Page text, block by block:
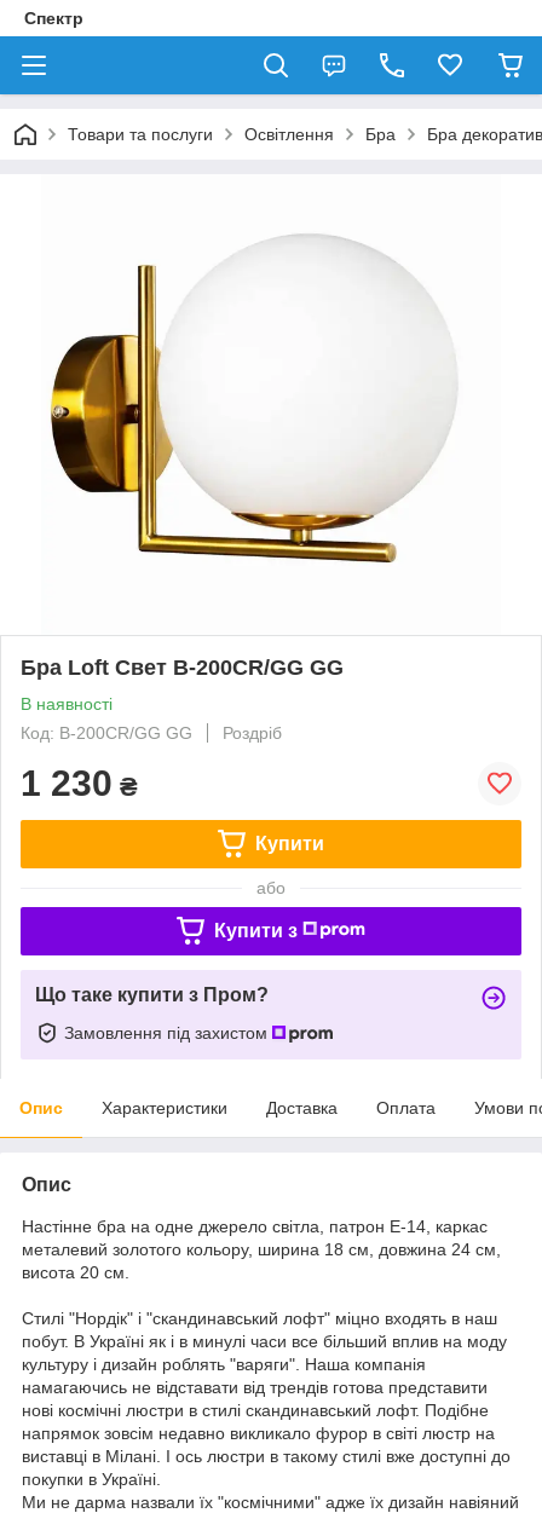
Спектр
Товари та послуги Освітлення Бра Бра
Бра Loft Свет B-200CR/GG GG
В наявності
Код: B-200CR/GG GG
Роздріб
1 230 ₴
Купити
або
Купити з
Що таке купити з Пром?
Замовлення під захистом
Опис Характеристики Доставка Оплата Умови
Опис
Настінне бра на одне джерело світла, патрон Е-14, каркас
металевий золотого кольору, ширина 18 см, довжина 24 см,
висота 20 см.
Стилі "Нордік" і "скандинавський лофт" міцно входять в наш
побут. В Україні як і в минулі часи все більший вплив на моду
культуру і дизайн роблять "варяги". Наша компанія
намагаючись не відставати від трендів готова представити
нові космічні люстри в стилі скандинавський лофт. Подібне
напрямок зовсім недавно викликало фурор в світі люстр на
виставці в Мілані. І ось люстри в такому стилі вже доступні до
покупки в Україні.
Ми не дарма назвали їх "космічними" адже їх дизайн навіяний